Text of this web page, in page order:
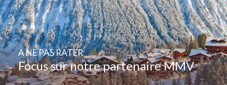
Focus sur notre partenaire MMV
A NE PAS RATER